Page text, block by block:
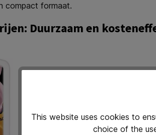
compact formaat.
Duurzaam en
This website uses cookies to
choice of the